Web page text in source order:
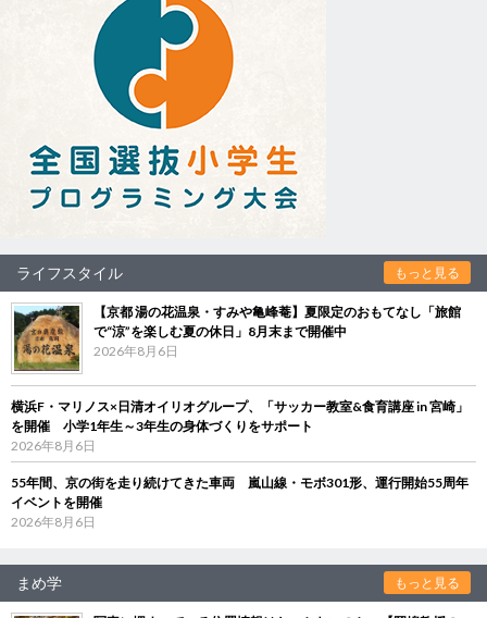
ライフスタイル もっと見る
【京都 湯の花温泉・すみや亀峰菴】夏限定のおもてなし「旅館
で“涼”を楽しむ夏の休日」8月末まで開催中
2026年8月6日
横浜F・マリノス×日清オイリオグループ、「サッカー教室&食育講座 in 宮崎」
を開催 小学1年生～3年生の身体づくりをサポート
2026年8月6日
55年間、京の街を走り続けてきた車両 嵐山線・モボ301形、運行開始55周年
イベントを開催
2026年8月6日
まめ学 もっと見る